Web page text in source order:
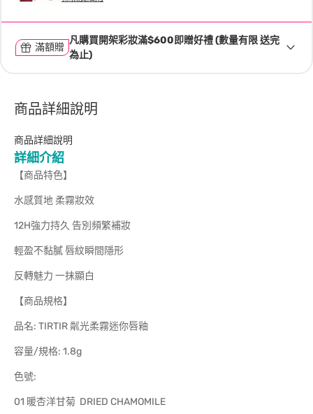
滿額贈
凡購買開架彩妝滿$600即贈好禮 (數量有限 送完
為止)
商品詳細說明
商品詳細說明
詳細介紹
【商品特色】
水感質地 柔霧妝效
12H強力持久 告別頻繁補妝
輕盈不黏膩 唇紋瞬間隱形
反轉魅力 一抹顯白
【商品規格】
品名: TIRTIR 粼光柔霧迷你唇釉
容量/規格: 1.8g
色號:
01 暖杏洋甘菊 DRIED CHAMOMILE